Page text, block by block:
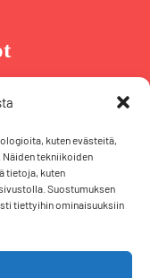
kuten evästeitä,
tekniikoiden
tietoja, kuten
Suostumuksen
tiettyihin ominaisuuksiin